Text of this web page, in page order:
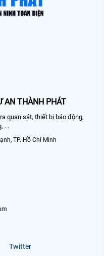
AN THÀNH PHÁT
quan sát, thiết bị báo động,
...
TP. Hồ Chí Minh
Twitter